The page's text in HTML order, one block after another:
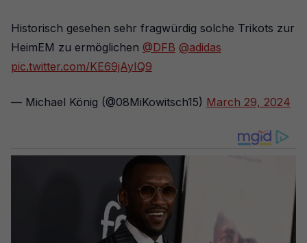
Historisch gesehen sehr fragwürdig solche Trikots zur
HeimEM zu ermöglichen @DFB @adidas
pic.twitter.com/KE69jAyIQ9
— Michael König (@08MiKowitsch15) March 29, 2024